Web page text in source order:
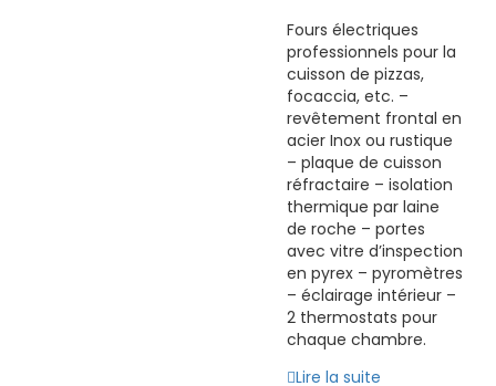
Fours électriques
professionnels pour la
cuisson de pizzas,
focaccia, etc. –
revêtement frontal en
acier Inox ou rustique
– plaque de cuisson
réfractaire – isolation
thermique par laine
de roche – portes
avec vitre d’inspection
en pyrex – pyromètres
– éclairage intérieur –
2 thermostats pour
chaque chambre.
Lire la suite